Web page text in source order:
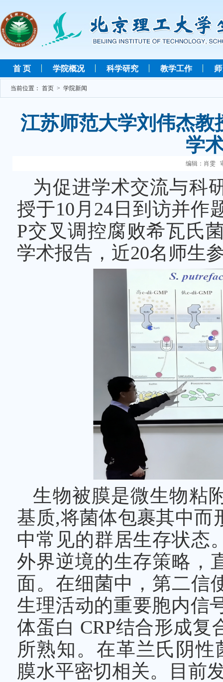
首 页 学院概况 科学研究 教学工作
当前位置： 首页 > 学院新闻
江苏师范大学刘伟杰
学
编辑：肖雯
为促进学术交流与科
授于10月24日到访并作
P交叉调控腐败希瓦氏
学术报告，近20名师生
生物被膜是微生物粘
基质,将菌体包裹其中而
中常见的群居生存状态
外界逆境的生存策略，
面。在细菌中，第二信
生理活动的重要胞内信
体蛋白 CRP结合形成
所熟知。在革兰氏阴
膜水平密切相关。目前